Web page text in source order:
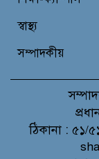
স্বাস্থ্য
সম্পাদকীয়
ঠিকানা : ৫১/